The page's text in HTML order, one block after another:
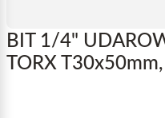
BIT 1/4"
TORX